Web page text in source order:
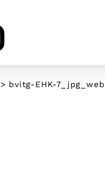
> bvitg-EHK-7_jpg_web